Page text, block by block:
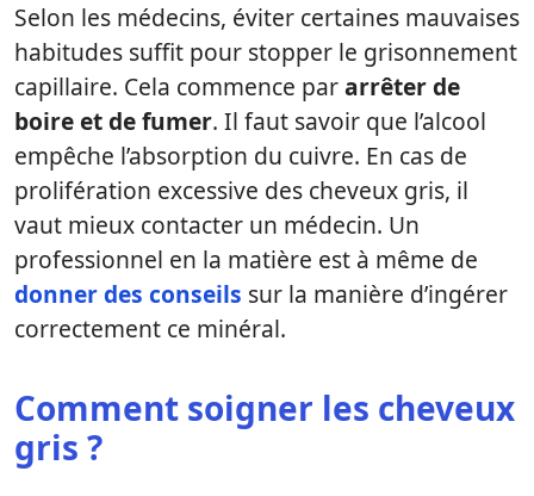
Selon les médecins, éviter certaines mauvaises
habitudes suffit pour stopper le grisonnement
capillaire. Cela commence pararrêter de
boire et de fumer. Il faut savoir que l’alcool
empêche l’absorption du cuivre. En cas de
prolifération excessive des cheveux gris, il
vaut mieux contacter un médecin. Un
professionnel en la matière est à même de
donner des conseils sur la manière d’ingérer
correctement ce minéral.
Comment soigner les cheveux
gris ?